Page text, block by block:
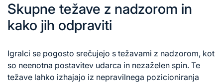
Skupne težave z nadzorom in
kako jih odpraviti
Igralci se pogosto srečujejo s težavami z nadzorom, kot
so neenotna postavitev udarca in nezaželen spin. Te
težave lahko izhajajo iz nepravilnega pozicioniranja